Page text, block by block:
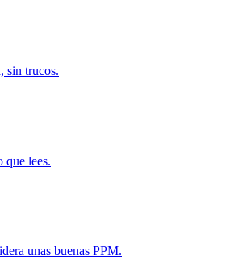
sin trucos.
que lees.
unas buenas PPM.